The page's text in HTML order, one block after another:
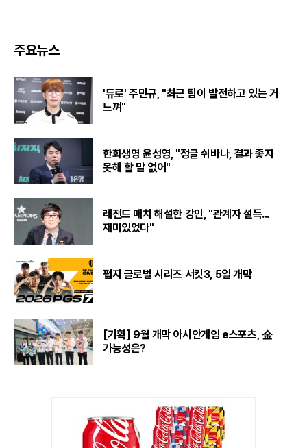
주요뉴스
'듀로' 주민규, "최근 팀이 발전하고 있는 거
느껴"
한화생명 윤성영, "정글 쉬바나, 결과 좋지
못해 할 말 없어"
레전드 매치 해설한 강민, "관계자 설득...
재미있었다"
펍지 글로벌 시리즈 서킷3, 5일 개막
[기획] 9월 개막 아시안게임 e스포츠, 金
가능성은?